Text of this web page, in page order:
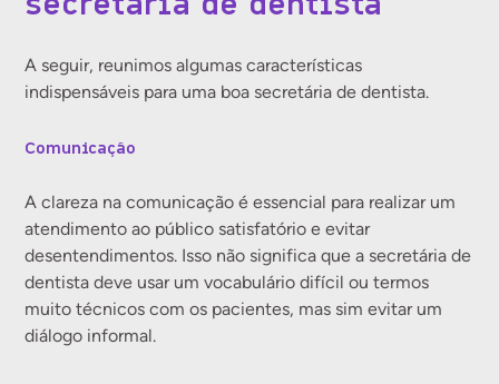
A seguir, reunimos algumas características
indispensáveis para uma boa secretária de dentista.
Comunicação
A clareza na comunicação é essencial para realizar um
atendimento ao público satisfatório e evitar
desentendimentos. Isso não significa que a secretária de
dentista deve usar um vocabulário difícil ou termos
muito técnicos com os pacientes, mas sim evitar um
diálogo informal.